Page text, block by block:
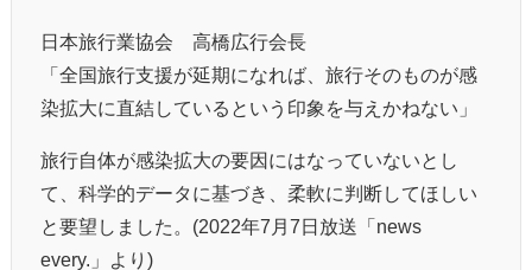
日本旅行業協会 高橋広行会長
「全国旅行支援が延期になれば、旅行そのものが感
染拡大に直結しているという印象を与えかねない」
旅行自体が感染拡大の要因にはなっていないとし
て、科学的データに基づき、柔軟に判断してほしい
と要望しました。(2022年7月7日放送「news
every.」より)